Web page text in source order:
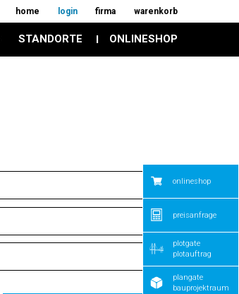
home login firma warenkorb
STANDORTE ONLINESHOP
onlineshop
preisanfrage
plotgate
plotauftrag
plangate
bauprojektraum